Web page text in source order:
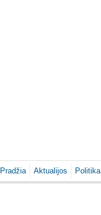
Pradžia Aktualijos Politika